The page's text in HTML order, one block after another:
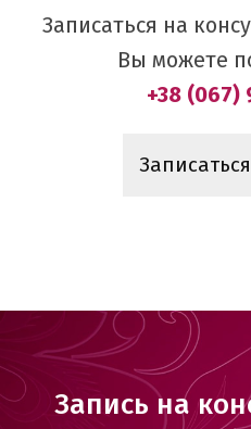
Записаться на
Вы можете
+38 (067)
Запись на